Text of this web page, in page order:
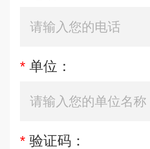
* 单位：
* 验证码：